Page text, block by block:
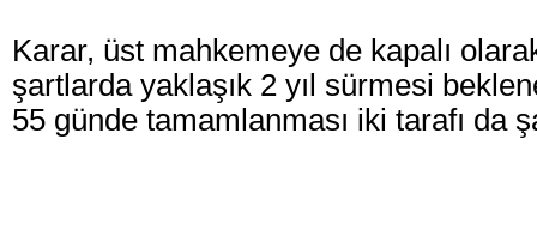
Karar, üst mahkemeye de kapalı
şartlarda yaklaşık 2 yıl sürmesi
55 günde tamamlanması iki tarafı da